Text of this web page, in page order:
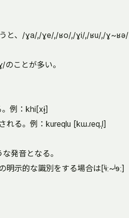
うと、/ɣa/,/ɣe/,/ʁo/,/ɣi/,/ʁu/,/ɣ~ʁə/
ことが多い。
例：khi[xɨ̟]
れる。例：kureqlu [kɯ.ɾeq.l̩]
発音となる。
示的な識別をする場合は[ʲɨː~ʲɘː]